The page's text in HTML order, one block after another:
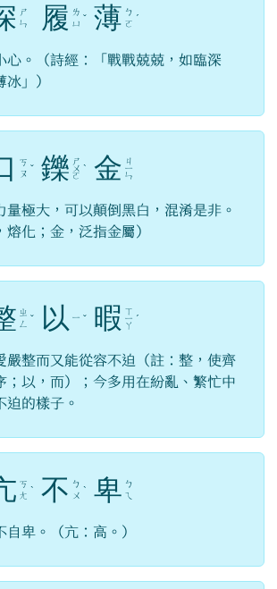
ㄕ
ㄣ
履 ㄌ
ㄩ ˇ 薄 ㄅ
ㄛ ˊ
心。（詩經：「戰戰兢兢，如臨深
」）
ㄎ
ㄡ ˇ 鑠 ㄕ
ㄨ
ㄛ
ˋ 金 ㄐ
ㄧ
ㄣ
量極大，可以顛倒黑白，混淆是非。
熔化；金，泛指金屬）
ㄓ
ㄥ ˇ 以 ㄧ ˇ 暇 ㄒ
ㄧ
ㄚ
ˊ
嚴整而又能從容不迫（註：整，使齊
；以，而）；今多用在紛亂、繁忙中
迫的樣子。
ㄎ
ㄤ ˋ 不 ㄅ
ㄨ ˋ 卑 ㄅ
ㄟ
自卑。（亢：高。）